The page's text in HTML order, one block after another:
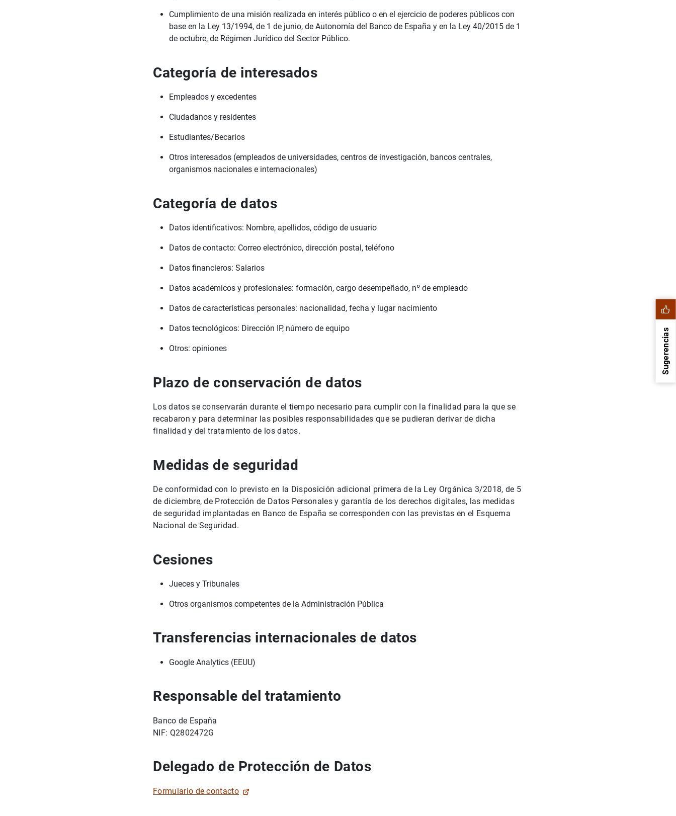
Cumplimiento de una misión realizada en interés público o en el ejercicio de poderes públicos con
base en la Ley 13/1994, de 1 de junio, de Autonomía del Banco de España y en la Ley 40/2015 de 1
de octubre, de Régimen Jurídico del Sector Público.
Categoría de interesados
Empleados y excedentes
Ciudadanos y residentes
Estudiantes/Becarios
Otros interesados (empleados de universidades, centros de investigación, bancos centrales,
organismos nacionales e internacionales)
Categoría de datos
Datos identificativos: Nombre, apellidos, código de usuario
Datos de contacto: Correo electrónico, dirección postal, teléfono
Datos financieros: Salarios
Datos académicos y profesionales: formación, cargo desempeñado, nº de empleado
Datos de características personales: nacionalidad, fecha y lugar nacimiento
Datos tecnológicos: Dirección IP, número de equipo
Otros: opiniones
Plazo de conservación de datos
Los datos se conservarán durante el tiempo necesario para cumplir con la finalidad para la que se
recabaron y para determinar las posibles responsabilidades que se pudieran derivar de dicha
finalidad y del tratamiento de los datos.
Medidas de seguridad
De conformidad con lo previsto en la Disposición adicional primera de la Ley Orgánica 3/2018, de 5
de diciembre, de Protección de Datos Personales y garantía de los derechos digitales, las medidas
de seguridad implantadas en Banco de España se corresponden con las previstas en el Esquema
Nacional de Seguridad.
Cesiones
Jueces y Tribunales
Otros organismos competentes de la Administración Pública
Transferencias internacionales de datos
Google Analytics (EEUU)
Responsable del tratamiento
Banco de España
NIF: Q2802472G
Delegado de Protección de Datos
Formulario de contacto
Sugerencias